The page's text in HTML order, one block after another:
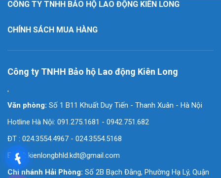
CÔNG TY TNHH BẢO HỘ LAO ĐỘNG KIÊN LONG
CHÍNH SÁCH MUA HÀNG
Công ty TNHH Bảo hộ Lao động Kiên Long
'
Văn phòng: Số 1 B11 Khuất Duy Tiến - Thanh Xuân - Hà Nội
Hotline Hà Nội: 091.275.1681 - 0942.751.682
ĐT : 024.3554.4967 - 024.3554.5168
Email: kienlongbhld.kdt@gmail.com
Chi nhánh Hải Phòng: Số 2B Bạch Đằng, Phường Hạ Lý, Quận